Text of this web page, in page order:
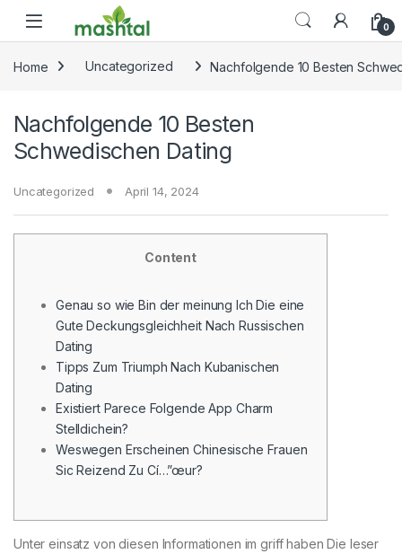
0
Home Uncategorized Nachfolgende 10 Besten
Nachfolgende 10 Besten
Schwedischen Dating
Uncategorized April 14, 2024
Content
Genau so wie Bin der meinung Ich Die eine
Gute Deckungsgleichheit Nach Russischen
Dating
Tipps Zum Triumph Nach Kubanischen
Dating
Existiert Parece Folgende App Charm
Stelldichein?
Weswegen Erscheinen Chinesische Frauen
Sic Reizend Zu Cí…”œur?
Unter einsatz von diesen Informationen im griff haben Die leser